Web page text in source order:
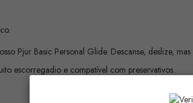
Pjur Basic Personal Glide. Descanse, deslize,
escorregadio e compatível com preservativos.